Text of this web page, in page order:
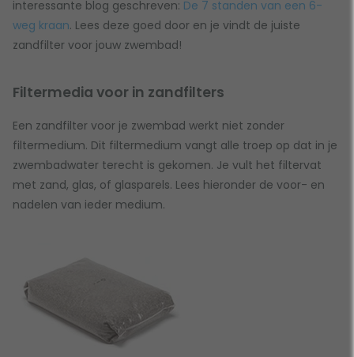
interessante blog geschreven: De 7 standen van een 6-
weg kraan. Lees deze goed door en je vindt de juiste
zandfilter voor jouw zwembad!
Filtermedia voor in zandfilters
Een zandfilter voor je zwembad werkt niet zonder
filtermedium. Dit filtermedium vangt alle troep op dat in je
zwembadwater terecht is gekomen. Je vult het filtervat
met zand, glas, of glasparels. Lees hieronder de voor- en
nadelen van ieder medium.